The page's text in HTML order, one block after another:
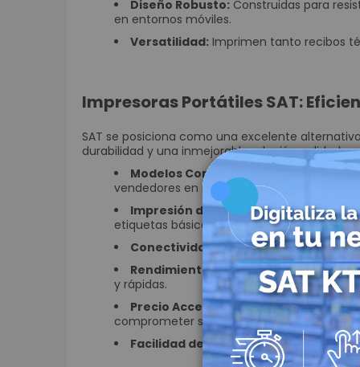
Diseño Robusto: Construidas para
en entornos móviles.
Versatilidad: Imprimen tanto recibos
Impresoras Portátiles SAT:
SAT se posiciona como una excelente
durabilidad y una inmejorable relación calidad-
Modelos Compactos y Ligeros:
Las
vendedores en ruta, técnicos de servicio o
Impresión de Recibos y Etiquetas:
etiquetas básicas para productos o activos.
Conectividad Práctica:Suelen incluir
Rendimiento Confiable:Diseñadas
y rápidas.
Precio Accesible: Representan una
comprometer su presupuesto.
Facilidad de Uso:Carga de papel